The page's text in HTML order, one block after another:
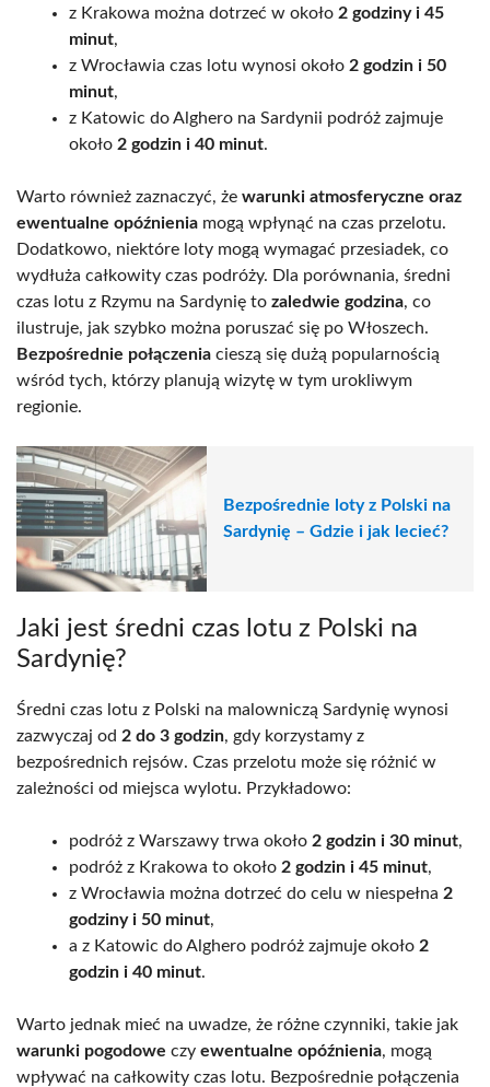
z Krakowa można dotrzeć w około 2 godziny i 45
minut,
z Wrocławia czas lotu wynosi około 2 godzin i 50
minut,
z Katowic do Alghero na Sardynii podróż zajmuje
około 2 godzin i 40 minut.
Warto również zaznaczyć, że warunki atmosferyczne oraz
ewentualne opóźnienia mogą wpłynąć na czas przelotu.
Dodatkowo, niektóre loty mogą wymagać przesiadek, co
wydłuża całkowity czas podróży. Dla porównania, średni
czas lotu z Rzymu na Sardynię to zaledwie godzina, co
ilustruje, jak szybko można poruszać się po Włoszech.
Bezpośrednie połączenia cieszą się dużą popularnością
wśród tych, którzy planują wizytę w tym urokliwym
regionie.
Bezpośrednie loty z Polski na
Sardynię – Gdzie i jak lecieć?
Jaki jest średni czas lotu z Polski na
Sardynię?
Średni czas lotu z Polski na malowniczą Sardynię wynosi
zazwyczaj od 2 do 3 godzin, gdy korzystamy z
bezpośrednich rejsów. Czas przelotu może się różnić w
zależności od miejsca wylotu. Przykładowo:
podróż z Warszawy trwa około 2 godzin i 30 minut,
podróż z Krakowa to około 2 godzin i 45 minut,
z Wrocławia można dotrzeć do celu w niespełna 2
godziny i 50 minut,
a z Katowic do Alghero podróż zajmuje około 2
godzin i 40 minut.
Warto jednak mieć na uwadze, że różne czynniki, takie jak
warunki pogodowe czy ewentualne opóźnienia, mogą
wpływać na całkowity czas lotu. Bezpośrednie połączenia